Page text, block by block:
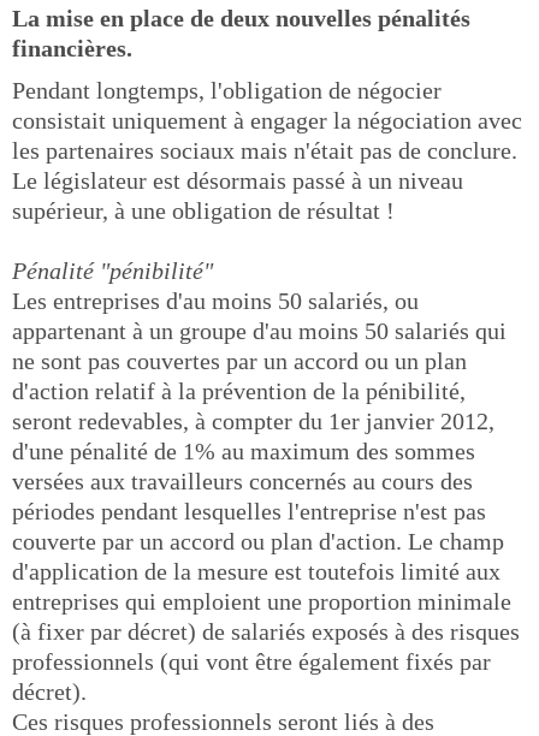
La mise en place de deux nouvelles pénalités
financières.
Pendant longtemps, l'obligation de négocier
consistait uniquement à engager la négociation avec
les partenaires sociaux mais n'était pas de conclure.
Le législateur est désormais passé à un niveau
supérieur, à une obligation de résultat !
Pénalité "pénibilité"
Les entreprises d'au moins 50 salariés, ou
appartenant à un groupe d'au moins 50 salariés qui
ne sont pas couvertes par un accord ou un plan
d'action relatif à la prévention de la pénibilité,
seront redevables, à compter du 1er janvier 2012,
d'une pénalité de 1% au maximum des sommes
versées aux travailleurs concernés au cours des
périodes pendant lesquelles l'entreprise n'est pas
couverte par un accord ou plan d'action. Le champ
d'application de la mesure est toutefois limité aux
entreprises qui emploient une proportion minimale
(à fixer par décret) de salariés exposés à des risques
professionnels (qui vont être également fixés par
décret).
Ces risques professionnels seront liés à des